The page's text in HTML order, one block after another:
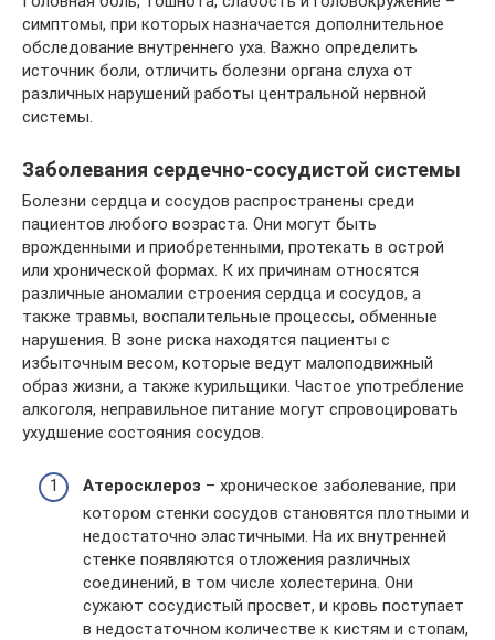
симптомы, при которых назначается дополнительное
обследование внутреннего уха. Важно определить
источник боли, отличить болезни органа слуха от
различных нарушений работы центральной нервной
системы.
Заболевания сердечно-сосудистой системы
Болезни сердца и сосудов распространены среди
пациентов любого возраста. Они могут быть
врожденными и приобретенными, протекать в острой
или хронической формах. К их причинам относятся
различные аномалии строения сердца и сосудов, а
также травмы, воспалительные процессы, обменные
нарушения. В зоне риска находятся пациенты с
избыточным весом, которые ведут малоподвижный
образ жизни, а также курильщики. Частое употребление
алкоголя, неправильное питание могут спровоцировать
ухудшение состояния сосудов.
Атеросклероз – хроническое заболевание, при
котором стенки сосудов становятся плотными и
недостаточно эластичными. На их внутренней
стенке появляются отложения различных
соединений, в том числе холестерина. Они
сужают сосудистый просвет, и кровь поступает
в недостаточном количестве к кистям и стопам,